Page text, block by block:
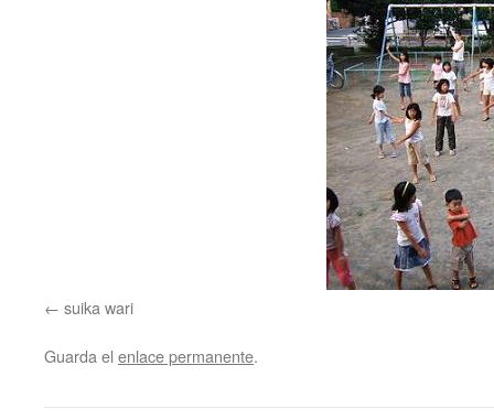
suika wari
Guarda el enlace permanente.